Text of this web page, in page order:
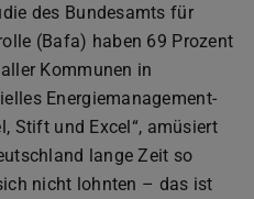
des Bundesamts für
(Bafa) haben 69 Prozent
Kommunen in
Energiemanagement-
Stift und Excel“, amüsiert
lange Zeit so
nicht lohnten – das ist